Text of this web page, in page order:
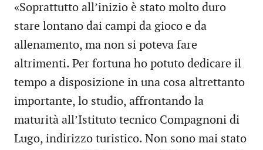
«Soprattutto all’inizio è stato molto duro
stare lontano dai campi da gioco e da
allenamento, ma non si poteva fare
altrimenti. Per fortuna ho potuto dedicare il
tempo a disposizione in una cosa altrettanto
importante, lo studio, affrontando la
maturità all’Istituto tecnico Compagnoni di
Lugo, indirizzo turistico. Non sono mai stato